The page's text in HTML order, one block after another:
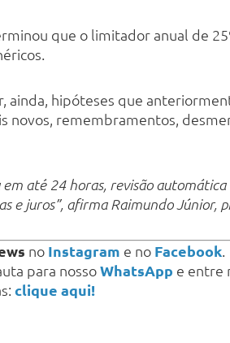
que o limitador anual de
ainda, hipóteses que
novos, remembramentos,
até 24 horas, revisão
e juros”, afirma Raimundo Júnior,
no Instagram e no Facebook.
para nossoWhatsApp e entre
clique aqui!